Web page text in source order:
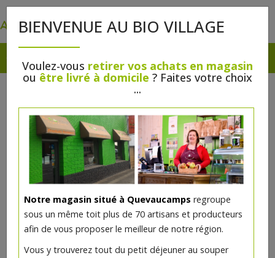
BIENVENUE AU BIO VILLAGE
Voulez-vous retirer vos achats en magasin
ou être livré à domicile ? Faites votre choix
...
Notre magasin situé à Quevaucamps regroupe
sous un même toit plus de 70 artisans et producteurs
afin de vous proposer le meilleur de notre région.
Vous y trouverez tout du petit déjeuner au souper
Caprice d'Automne